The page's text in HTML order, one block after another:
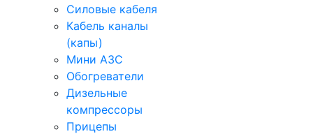
Силовые кабеля
Кабель каналы
(капы)
Мини АЗС
Обогреватели
Дизельные
компрессоры
Прицепы